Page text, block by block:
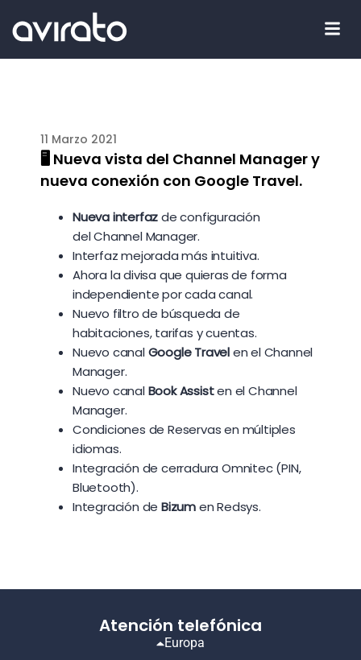
11 Marzo 2021
🖥 Nueva vista del Channel Manager y
nueva conexión con Google Travel.
Nueva interfazde configuración
del Channel Manager.
Interfaz mejorada más intuitiva.
Ahora la divisa que quieras de forma
independiente por cada canal.
Nuevo filtro de búsqueda de
habitaciones, tarifas y cuentas.
Nuevo canalGoogle Travelen el Channel
Manager.
Nuevo canalBook Assisten el Channel
Manager.
Condiciones de Reservas en múltiples
idiomas.
Integración de cerradura Omnitec (PIN,
Bluetooth).
Integración de Bizumen Redsys.
Atención telefónica
Europa